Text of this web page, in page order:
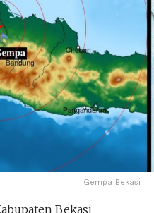
Gempa Bekasi
Bekasi